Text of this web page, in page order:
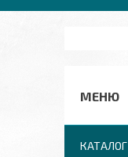
КАТАЛОГ